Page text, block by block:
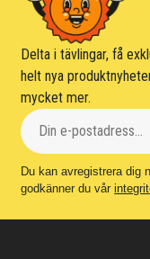
Delta i tävlingar, få
helt nya
mycket mer.
Du kan avregistrera dig
godkänner du vår